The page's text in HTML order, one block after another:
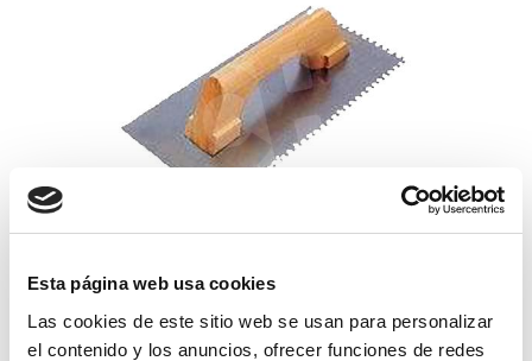
Esta página web usa cookies
Las cookies de este sitio web se usan para personalizar
el contenido y los anuncios, ofrecer funciones de redes
llana dentada 353150c